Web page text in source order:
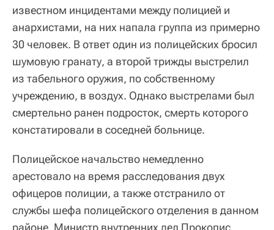
известном инцидентами между полицией и
анархистами, на них напала группа из примерно
30 человек. В ответ один из полицейских бросил
шумовую гранату, а второй трижды выстрелил
из табельного оружия, по собственному
учреждению, в воздух. Однако выстрелами был
смертельно ранен подросток, смерть которого
констатировали в соседней больнице.
Полицейское начальство немедленно
арестовало на время расследования двух
офицеров полиции, а также отстранило от
службы шефа полицейского отделения в данном
районе. Министр внутренних дел Прокопис